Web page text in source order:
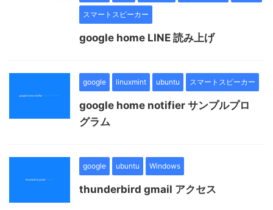
スマートスピーカー
google home LINE 読み上げ
google linuxmint ubuntu スマートスピーカー
google home notifier サンプルプロ
グラム
google ubuntu Windows
thunderbird gmail アクセス